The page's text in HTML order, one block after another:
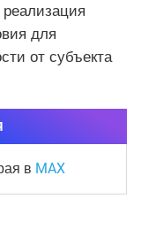
для
от субъекта
в MAX